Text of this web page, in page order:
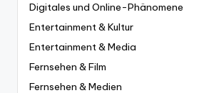
Digitales und Online-Phänomene
Entertainment & Kultur
Entertainment & Media
Fernsehen & Film
Fernsehen & Medien